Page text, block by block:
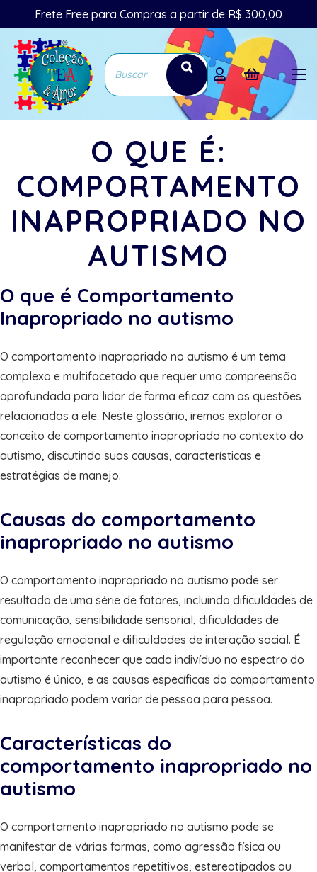
Frete Free para Compras a partir de R$ 300,00
O QUE É:
COMPORTAMENTO
INAPROPRIADO NO
AUTISMO
O que é Comportamento
Inapropriado no autismo
O comportamento inapropriado no autismo é um tema
complexo e multifacetado que requer uma compreensão
aprofundada para lidar de forma eficaz com as questões
relacionadas a ele. Neste glossário, iremos explorar o
conceito de comportamento inapropriado no contexto do
autismo, discutindo suas causas, características e
estratégias de manejo.
Causas do comportamento
inapropriado no autismo
O comportamento inapropriado no autismo pode ser
resultado de uma série de fatores, incluindo dificuldades de
comunicação, sensibilidade sensorial, dificuldades de
regulação emocional e dificuldades de interação social. É
importante reconhecer que cada indivíduo no espectro do
autismo é único, e as causas específicas do comportamento
inapropriado podem variar de pessoa para pessoa.
Características do
comportamento inapropriado no
autismo
O comportamento inapropriado no autismo pode se
manifestar de várias formas, como agressão física ou
verbal, comportamentos repetitivos, estereotipados ou